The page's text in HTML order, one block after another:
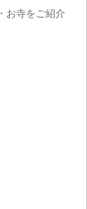
お寺をご紹介